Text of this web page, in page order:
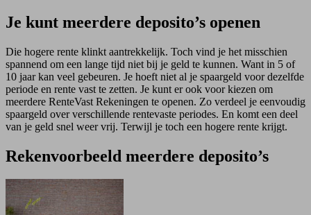
Je kunt meerdere deposito’s openen
Die hogere rente klinkt aantrekkelijk. Toch vind je het misschien
spannend om een lange tijd niet bij je geld te kunnen. Want in 5 of
10 jaar kan veel gebeuren. Je hoeft niet al je spaargeld voor dezelfde
periode en rente vast te zetten. Je kunt er ook voor kiezen om
meerdere RenteVast Rekeningen te openen. Zo verdeel je eenvoudig
spaargeld over verschillende rentevaste periodes. En komt een deel
van je geld snel weer vrij. Terwijl je toch een hogere rente krijgt.
Rekenvoorbeeld meerdere deposito’s